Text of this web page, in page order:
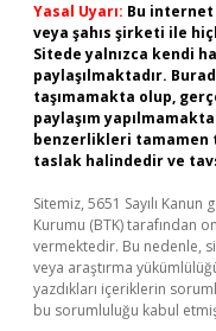
Yasal Uyarı: Bu
veya şahıs şirketi ile
Sitede yalnızca kendi
paylaşılmaktadır.
taşımamakta olup,
paylaşım
benzerlikleri tamamen
taslak halindedir ve
Sitemiz, 5651 Sayılı
Kurumu (BTK) tarafından
vermektedir. Bu nedenle,
veya araştırma
yazdıkları içeriklerin
bu sorumluluğu kabul etmiş